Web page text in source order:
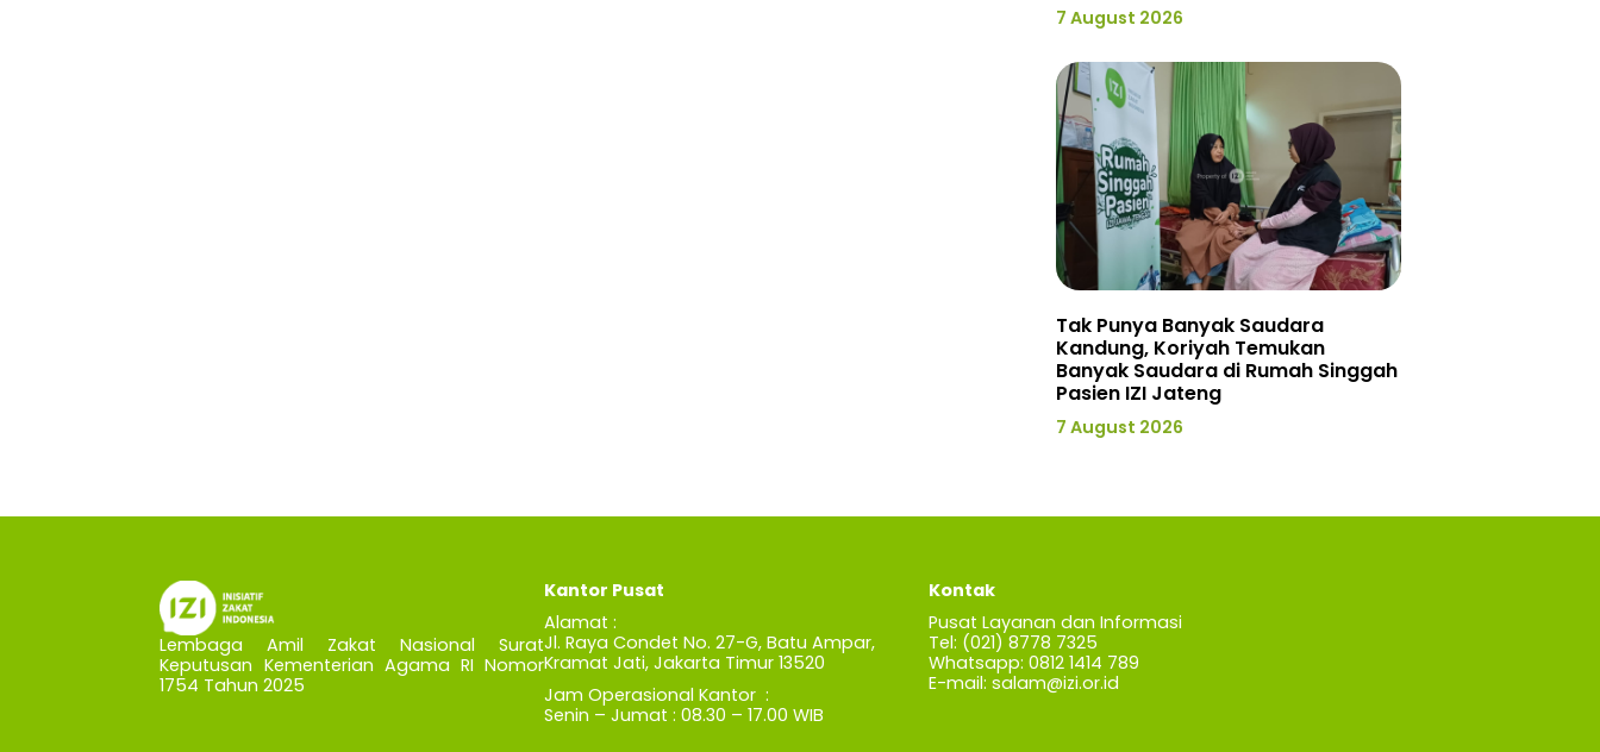
7 August 2026
Tak Punya Banyak Saudara
Kandung, Koriyah Temukan
Banyak Saudara di Rumah Singgah
Pasien IZI Jateng
7 August 2026
Lembaga Amil Zakat Nasional Surat
Keputusan Kementerian Agama RI Nomor
1754 Tahun 2025
Kantor Pusat
Alamat :
Jl. Raya Condet No. 27-G, Batu Ampar,
Kramat Jati, Jakarta Timur 13520
Jam Operasional Kantor :
Senin – Jumat : 08.30 – 17.00 WIB
Kontak
Pusat Layanan dan Informasi
Tel: (021) 8778 7325
Whatsapp: 0812 1414 789
E-mail: salam@izi.or.id